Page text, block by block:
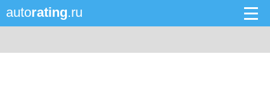
autorating.ru